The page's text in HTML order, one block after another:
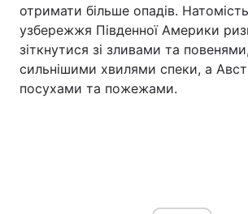
отримати більше опадів.
узбережжя Південної Америки
зіткнутися зі зливами та повенями,
сильнішими хвилями спеки, а
посухами та пожежами.